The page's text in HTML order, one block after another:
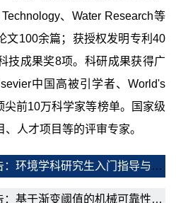
、Water Research等
文100余篇；获授权发明专利40
技成果奖8项。科研成果获得广
中国高被引学者、World's
尖前10万科学家等榜单。国家级
人才项目等的评审专家。
上一篇：学术报告：环境学科研究生入门指导与研究案例
下一篇：学术报告：基于渐变阈值的机械可靠性设计